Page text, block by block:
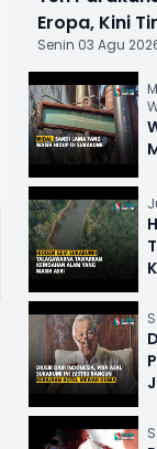
Eropa, Kini
Senin 03 Agu